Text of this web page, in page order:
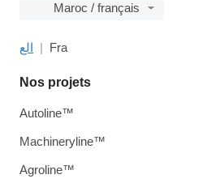
Maroc / français
الع Fra
Nos projets
Autoline™
Machineryline™
Agroline™